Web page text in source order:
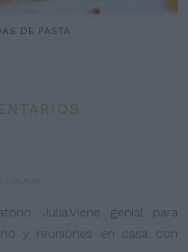
DE PASTA
Julia.Viene genial para
y reuniones en casa con